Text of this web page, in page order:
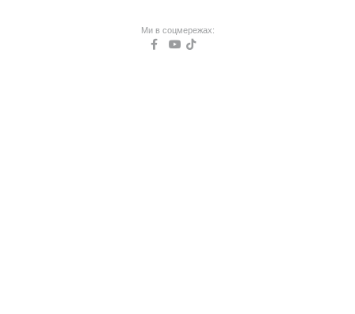
Ми в соцмережах: